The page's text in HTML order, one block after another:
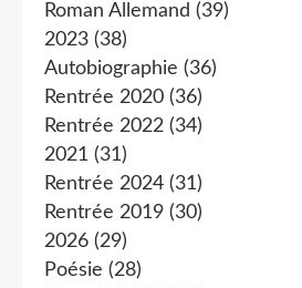
Roman Allemand (39)
2023 (38)
Autobiographie (36)
Rentrée 2020 (36)
Rentrée 2022 (34)
2021 (31)
Rentrée 2024 (31)
Rentrée 2019 (30)
2026 (29)
Poésie (28)